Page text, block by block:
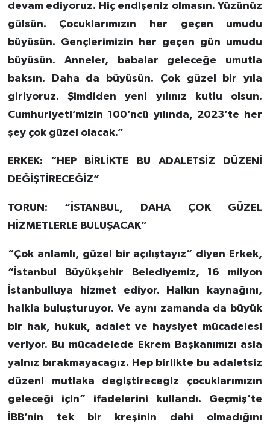
devam ediyoruz. Hiç endişeniz olmasın. Yüzünüz
gülsün. Çocuklarımızın her geçen umudu
büyüsün. Gençlerimizin her geçen gün umudu
büyüsün. Anneler, babalar geleceğe umutla
baksın. Daha da büyüsün. Çok güzel bir yıla
giriyoruz. Şimdiden yeni yılınız kutlu olsun.
Cumhuriyeti’mizin 100’ncü yılında, 2023’te her
şey çok güzel olacak.”
ERKEK: “HEP BİRLİKTE BU ADALETSİZ DÜZENİ
DEĞİŞTİRECEĞİZ”
TORUN: “İSTANBUL, DAHA ÇOK GÜZEL
HİZMETLERLE BULUŞACAK”
“Çok anlamlı, güzel bir açılıştayız” diyen Erkek,
“İstanbul Büyükşehir Belediyemiz, 16 milyon
İstanbulluya hizmet ediyor. Halkın kaynağını,
halkla buluşturuyor. Ve aynı zamanda da büyük
bir hak, hukuk, adalet ve haysiyet mücadelesi
veriyor. Bu mücadelede Ekrem Başkanımızı asla
yalnız bırakmayacağız. Hep birlikte bu adaletsiz
düzeni mutlaka değiştireceğiz çocuklarımızın
geleceği için” ifadelerini kullandı. Geçmiş’te
İBB’nin tek bir kreşinin dahi olmadığını